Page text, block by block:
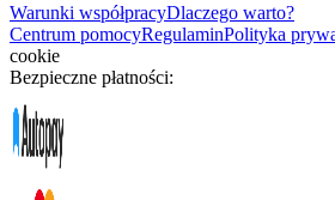
Warunki współpracyDlaczego warto?
Centrum pomocyRegulaminPolityka
cookie
Bezpieczne płatności: